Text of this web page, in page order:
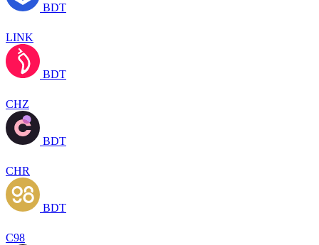
BDT
LINK
BDT
CHZ
BDT
CHR
BDT
C98